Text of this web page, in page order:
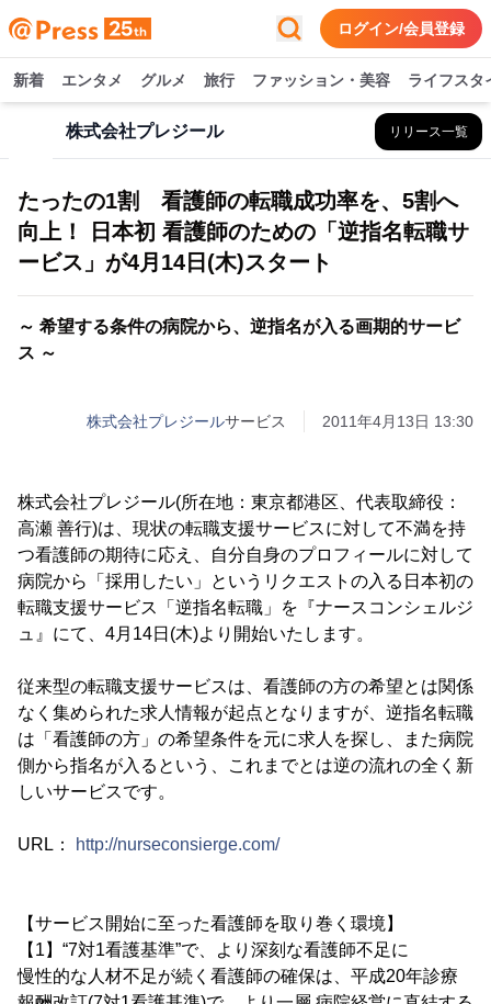
ログイン/会員登録
新着 エンタメ グルメ 旅行 ファッション・美容 ライフスタ
株式会社プレジール リリース一覧
たったの1割 看護師の転職成功率を、5割へ
向上！ 日本初 看護師のための「逆指名転職サ
ービス」が4月14日(木)スタート
～ 希望する条件の病院から、逆指名が入る画期的サービ
ス ～
株式会社プレジールサービス 2011年4月13日 13:30
株式会社プレジール(所在地：東京都港区、代表取締役：
高瀬 善行)は、現状の転職支援サービスに対して不満を持
つ看護師の期待に応え、自分自身のプロフィールに対して
病院から「採用したい」というリクエストの入る日本初の
転職支援サービス「逆指名転職」を『ナースコンシェルジ
ュ』にて、4月14日(木)より開始いたします。
従来型の転職支援サービスは、看護師の方の希望とは関係
なく集められた求人情報が起点となりますが、逆指名転職
は「看護師の方」の希望条件を元に求人を探し、また病院
側から指名が入るという、これまでとは逆の流れの全く新
しいサービスです。
URL： http://nurseconsierge.com/
【サービス開始に至った看護師を取り巻く環境】
【1】“7対1看護基準”で、より深刻な看護師不足に
慢性的な人材不足が続く看護師の確保は、平成20年診療